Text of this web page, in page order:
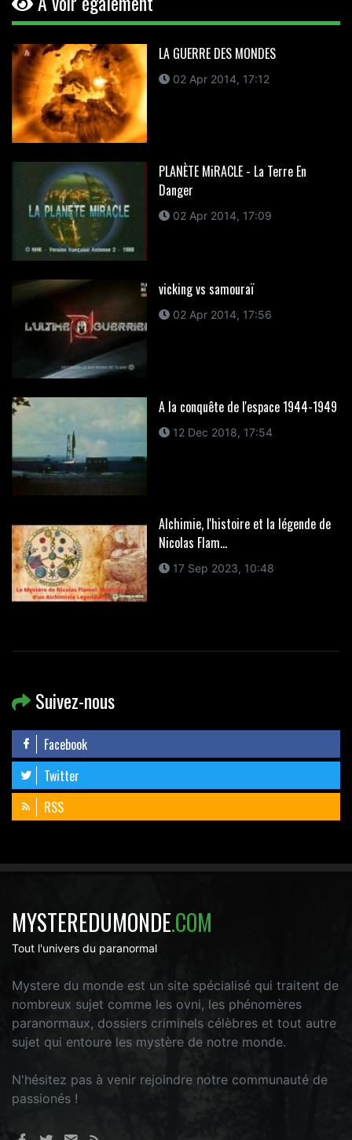
LA GUERRE DES MONDES
02 Apr 2014, 17:12
PLANÈTE MiRACLE - La Terre En
Danger
02 Apr 2014, 17:09
vicking vs samouraï
02 Apr 2014, 17:56
A la conquête de l'espace 1944-1949
12 Dec 2018, 17:54
Alchimie, l'histoire et la légende de
Nicolas Flam...
17 Sep 2023, 10:48
Suivez-nous
Facebook
Twitter
RSS
MYSTEREDUMONDE.COM
Tout l'univers du paranormal
Mystere du monde est un site spécialisé qui traitent de
nombreux sujet comme les ovni, les phénomères
paranormaux, dossiers criminels célèbres et tout autre
sujet qui entoure les mystère de notre monde.
N'hésitez pas à venir rejoindre notre communauté de
passionés !